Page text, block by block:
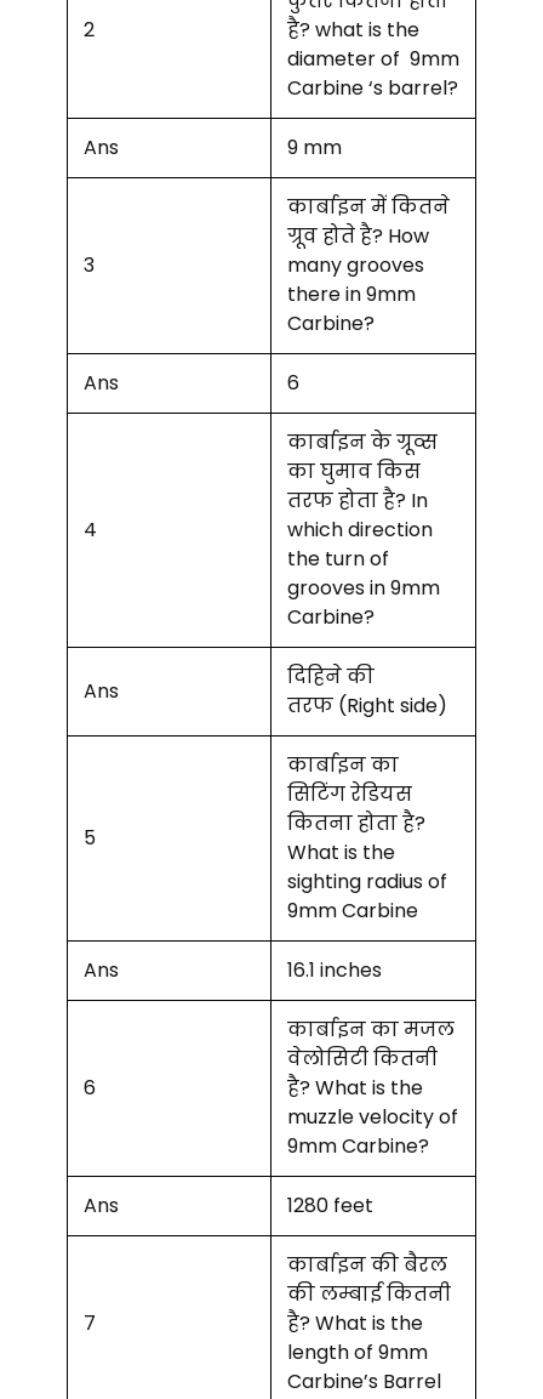
2
है? what is the
diameter of 9mm
Carbine ‘s barrel?
Ans 9 mm
3
कार्बाइन में कितने
ग्रूव होते है? How
many grooves
there in 9mm
Carbine?
Ans 6
4
कार्बाइन के ग्रूव्स
का घुमाव किस
तरफ होता है? In
which direction
the turn of
grooves in 9mm
Carbine?
Ans
दिहिने की
तरफ (Right side)
5
कार्बाइन का
सिटिंग रेडियस
कितना होता है?
What is the
sighting radius of
9mm Carbine
Ans 16.1 inches
6
कार्बाइन का मजल
वेलोसिटी कितनी
है? What is the
muzzle velocity of
9mm Carbine?
Ans 1280 feet
7
कार्बाइन की बैरल
की लम्बाई कितनी
है? What is the
length of 9mm
Carbine’s Barrel